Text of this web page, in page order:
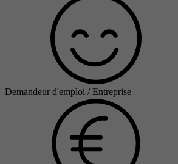
Demandeur d'emploi / Entreprise